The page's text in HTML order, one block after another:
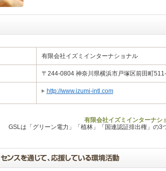
有限会社イズミインターナショナル
〒244-0804 神奈川県横浜市戸塚区前田町
http://www.izumi-intl.com
有限会社イズミインターナシ
GSLは「グリーン電力」「植林」「国連認証排出権」の3